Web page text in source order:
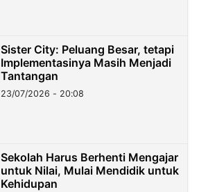
Sister City: Peluang Besar, tetapi
Implementasinya Masih Menjadi
Tantangan
23/07/2026 - 20:08
Sekolah Harus Berhenti Mengajar
untuk Nilai, Mulai Mendidik untuk
Kehidupan